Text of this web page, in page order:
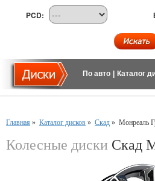
PCD:
По авто Каталог
Главная » Каталог дисков » Скад » Монреаль
Колесные диски Скад